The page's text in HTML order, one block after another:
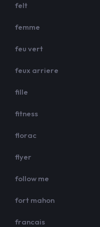
felt
femme
feu vert
feux arriere
fille
fitness
florac
flyer
follow me
fort mahon
francais